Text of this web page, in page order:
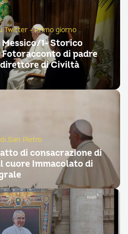
Twitter - Primo giorno
Messico/1- Storico
Fotoracconto di padre
di Civiltà
San Pietro
di consacrazione di
cuore Immacolato di